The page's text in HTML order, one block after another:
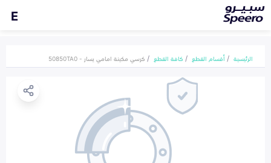
E
الرئيسية أقسام القطع كافة القطع كرسي مكينة امامي يسار - 50850TA0